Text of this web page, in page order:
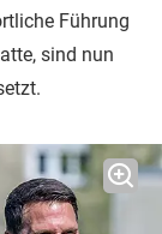
Führung
sind nun